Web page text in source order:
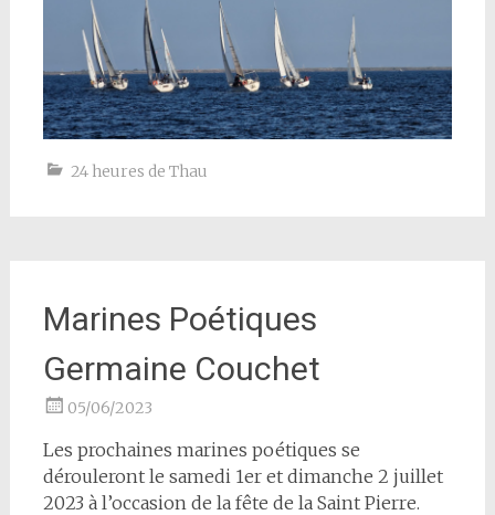
24 heures de Thau
Marines Poétiques
Germaine Couchet
05/06/2023
Les prochaines marines poétiques se
dérouleront le samedi 1er et dimanche 2 juillet
2023 à l’occasion de la fête de la Saint Pierre.